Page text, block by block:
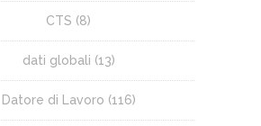
CTS (8)
dati globali (13)
Datore di Lavoro (116)